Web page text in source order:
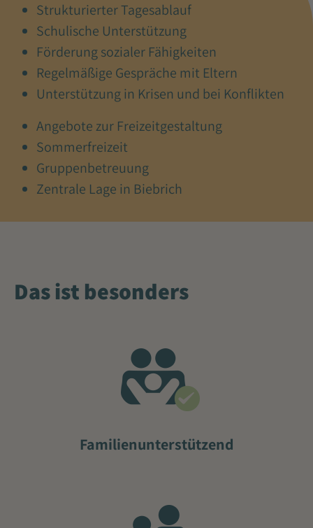
Strukturierter Tagesablauf
Schulische Unterstützung
Förderung sozialer Fähigkeiten
Regelmäßige Gespräche mit Eltern
Unterstützung in Krisen und bei Konflikten
Angebote zur Freizeitgestaltung
Sommerfreizeit
Gruppenbetreuung
Zentrale Lage in Biebrich
Das ist besonders
Familienunterstützend